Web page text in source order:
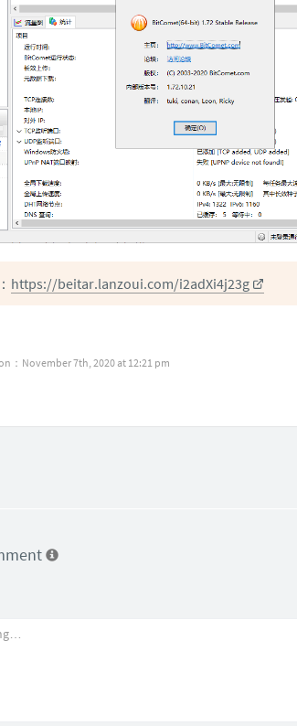
https://beitar.lanzoui.com/i2adXi4j23g
：November 7th, 2020 at 12:21 pm